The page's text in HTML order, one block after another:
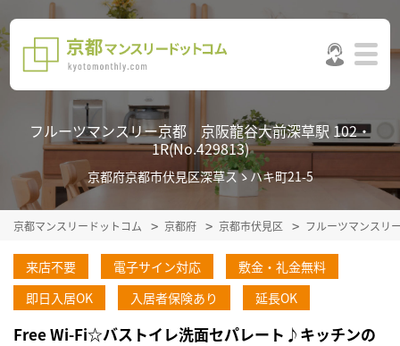
フルーツマンスリー京都 京阪龍谷大前深草駅 102・
1R(No.429813)
京都府京都市伏見区深草スゝハキ町21-5
京都マンスリードットコム 京都府 京都市伏見区 フルーツマンスリ
来店不要 電子サイン対応
敷金・礼金無料
即日入居OK
入居者保険あり 延長OK
Free Wi-Fi☆バストイレ洗面セパレート♪キッチンの